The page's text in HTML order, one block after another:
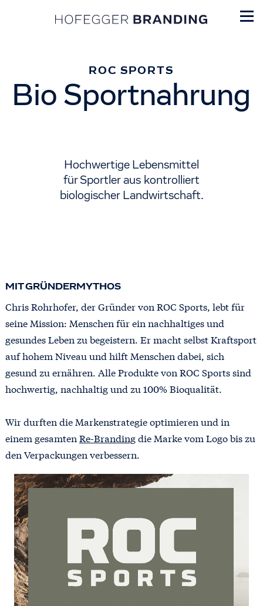
ROC SPORTS
Bio Sportnahrung
Hochwertige Lebensmittel
für Sportler aus kontrolliert
biologischer Landwirtschaft.
MIT GRÜNDERMYTHOS
Chris Rohrhofer, der Gründer von ROC Sports, lebt für
seine Mission: Menschen für ein nachhaltiges und
gesundes Leben zu begeistern. Er macht selbst Kraftsport
auf hohem Niveau und hilft Menschen dabei, sich
gesund zu ernähren. Alle Produkte von ROC Sports sind
hochwertig, nachhaltig und zu 100% Bioqualität.
Wir durften die Markenstrategie optimieren und in
einem gesamten Re-Brandingdie Marke vom Logo bis zu
den Verpackungen verbessern.